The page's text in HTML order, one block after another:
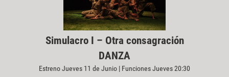
Simulacro I – Otra consagración
DANZA
Estreno Jueves 11 de Junio | Funciones Jueves 20:30